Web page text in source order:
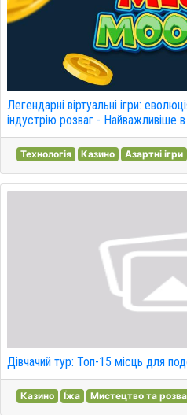
Легендарні віртуальні ігри:
індустрію розваг - Найважливіше в
Технологія Казино Азартні ігри
Дівчачий тур: Топ-15 місць для
Казино Їжа Мистецтво та